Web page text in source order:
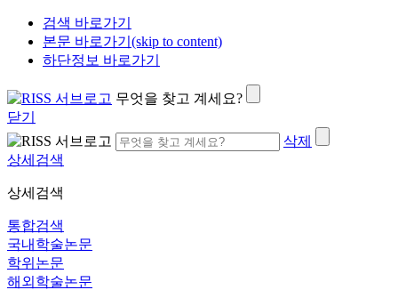
검색 바로가기
본문 바로가기(skip to content)
하단정보 바로가기
무엇을 찾고 계세요?
닫기
삭제
상세검색
상세검색
통합검색
국내학술논문
학위논문
해외학술논문